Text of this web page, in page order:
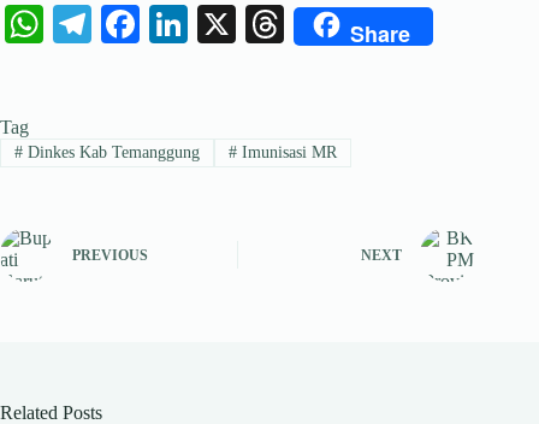
W
A
Te
a
Fa
ok
Li
In
X
T
ds
Share
Tag
#Dinkes Kab Temanggung #Imunisasi MR
PREVIOUS NEXT
Related Posts